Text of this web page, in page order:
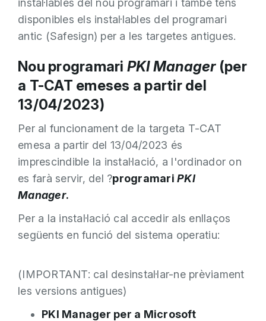
disponibles els instal·lables del programari
antic (Safesign) per a les targetes antigues.
Nou programari PKI Manager(per
a T-CAT emeses a partir del
13/04/2023)
Per al funcionament de la targeta T-CAT
emesa a partir del 13/04/2023 és
imprescindible la instal·lació, a l'ordinador on
es farà servir, del ?programari PKI
Manager.
Per a la instal·lació cal accedir als enllaços
següents en funció del sistema operatiu:
(IMPORTANT: cal desinstal·lar-ne prèviament
les versions antigues)
PKI Manager per a Microsoft